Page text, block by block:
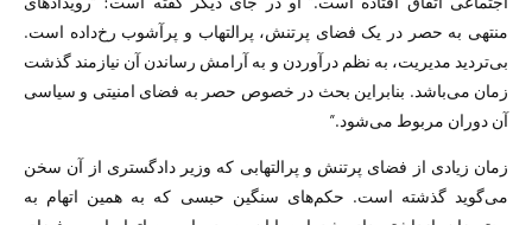
منتهی به حصر در یک فضای پرتنش، پرالتهاب و پرآشوب رخ‌داده است.
بی‌تردید مدیریت، به نظم درآوردن و به آرامش رساندن آن نیازمند گذشت
زمان می‌باشد. بنابراین بحث در خصوص حصر به فضای امنیتی و سیاسی
آن دوران مربوط می‌شود.”
زمان زیادی از فضای پرتنش و پرالتهابی که وزیر دادگستری از آن سخن
می‌گوید گذشته است. حکم‌های سنگین حبسی که به همین اتهام به